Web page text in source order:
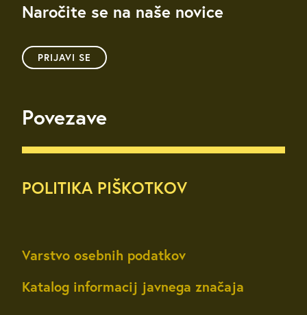
Naročite se na naše novice
PRIJAVI SE
Povezave
POLITIKA PIŠKOTKOV
Varstvo osebnih podatkov
Katalog informacij javnega značaja